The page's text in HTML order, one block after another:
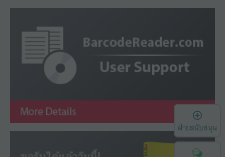
ฝ่ายสนับสนุน